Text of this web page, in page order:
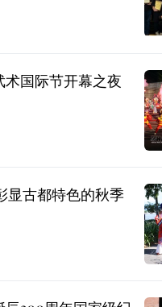
国际节开幕之夜
显古都特色的秋季